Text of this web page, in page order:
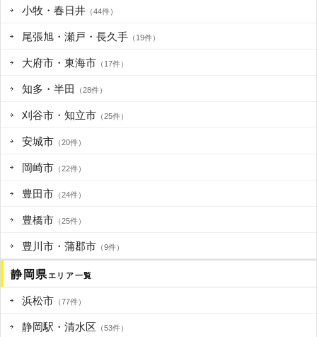
小牧・春日井 （44件）
尾張旭・瀬戸・長久手 （19件）
大府市・東海市 （17件）
知多・半田 （28件）
刈谷市・知立市 （25件）
安城市 （20件）
岡崎市 （22件）
豊田市 （24件）
豊橋市 （25件）
豊川市・蒲郡市 （9件）
静岡県エリア一覧
浜松市 （77件）
静岡駅・清水区 （53件）